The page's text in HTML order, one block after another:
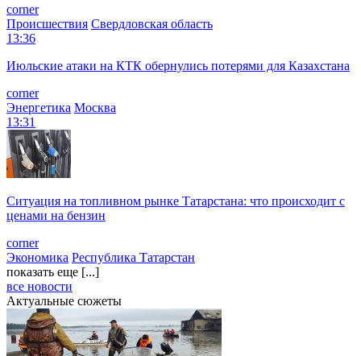
corner
Происшествия Свердловская область
13:36
Июльские атаки на КТК обернулись потерями для Казахстана
corner
Энергетика Москва
13:31
Ситуация на топливном рынке Татарстана: что происходит с
ценами на бензин
corner
Экономика Республика Татарстан
показать еще [...]
все новости
Актуальные сюжеты